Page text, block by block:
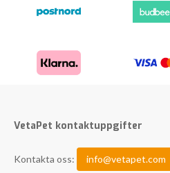
VetaPet kontaktuppgifter
Kontakta oss: info@vetapet.com